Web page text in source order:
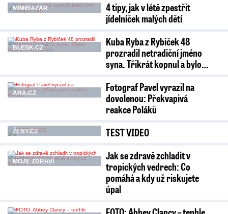
MIMIBAZAR
4 tipy, jak v létě zpestřit
jídelníček malých dětí
BLESK.CZ
Kuba Ryba z Rybiček 48
prozradil netradiční jméno
syna. Třikrát kopnul a bylo…
AHA.CZ
Fotograf Pavel vyrazil na
dovolenou: Překvapivá
reakce Poláků
ŽENY.CZ TEST VIDEO
MOJE ZDRAVÍ
Jak se zdravě zchladit v
tropických vedrech: Co
pomáhá a kdy už riskujete
úpal